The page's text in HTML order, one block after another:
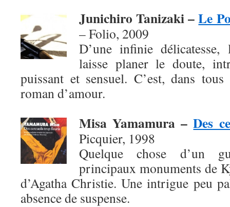
Junichiro Tanizaki –Le
– Folio, 2009
D’une infinie
laisse planer le doute,
puissant et sensuel. C’est, dans
roman d’amour.
Misa Yamamura –Des
Picquier, 1998
Quelque chose d’un
principaux monuments de
d’Agatha Christie. Une intrigue peu
absence de suspense.